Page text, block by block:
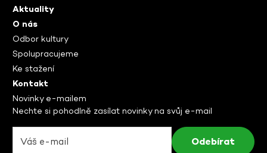
Aktuality
O nás
Odbor kultury
Spolupracujeme
Ke stažení
Kontakt
Novinky e-mailem
Nechte si pohodlně zasílat novinky na svůj e-mail